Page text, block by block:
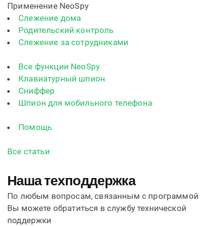
Применение NeoSpy
Слежение дома
Родительский контроль
Слежение за сотрудниками
Все функции NeoSpy
Клавиатурный шпион
Сниффер
Шпион для мобильного телефона
Помощь
Все статьи
Наша техподдержка
По любым вопросам, связанным с программой
Вы можете обратиться в службу технической
поддержки